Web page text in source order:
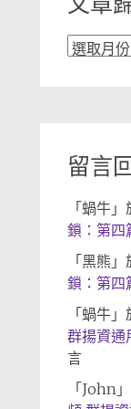
文
留言
「 蝸牛」
鎖：第
「 黑熊 」
鎖：第
「 蝸牛」
群揚資通
言
「 John